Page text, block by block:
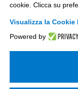
Lavora con noi
cookie. Clicca su
Visualizza la Cookie
Powered by